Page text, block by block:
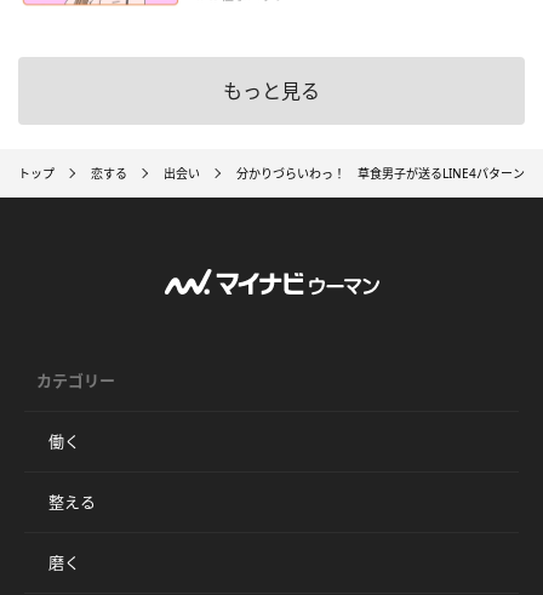
もっと見る
トップ 恋する 出会い 分かりづらいわっ！ 草食男子が送るLINE4パターン
カテゴリー
働く
整える
磨く